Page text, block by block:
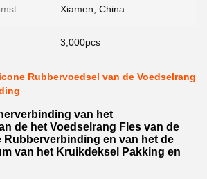
Xiamen, China
3,000pcs
Rubbervoedsel van de Voedselrang
van het
de het Voedselrang Fles van de
Rubberverbinding en van het de
van het Kruikdeksel Pakking en